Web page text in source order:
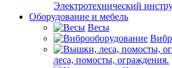
Электротехнический
Оборудование и мебель
Весы
леса, помосты, ограждения.